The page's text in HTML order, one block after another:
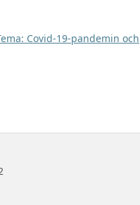
Covid-19-pandemin och